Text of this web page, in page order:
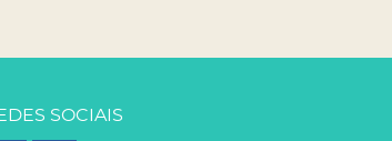
SOCIAIS